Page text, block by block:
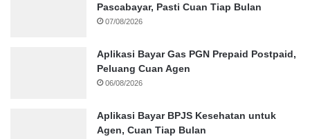
Pascabayar, Pasti Cuan Tiap Bulan
07/08/2026
Aplikasi Bayar Gas PGN Prepaid Postpaid,
Peluang Cuan Agen
06/08/2026
Aplikasi Bayar BPJS Kesehatan untuk
Agen, Cuan Tiap Bulan